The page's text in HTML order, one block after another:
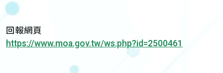
回報網頁
https://www.moa.gov.tw/ws.php?id=2500461